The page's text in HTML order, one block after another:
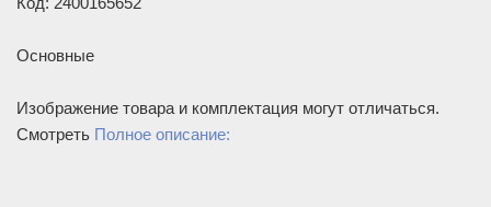
Основные
Изображение товара и комплектация могут отличаться.
Смотреть Полное описание: